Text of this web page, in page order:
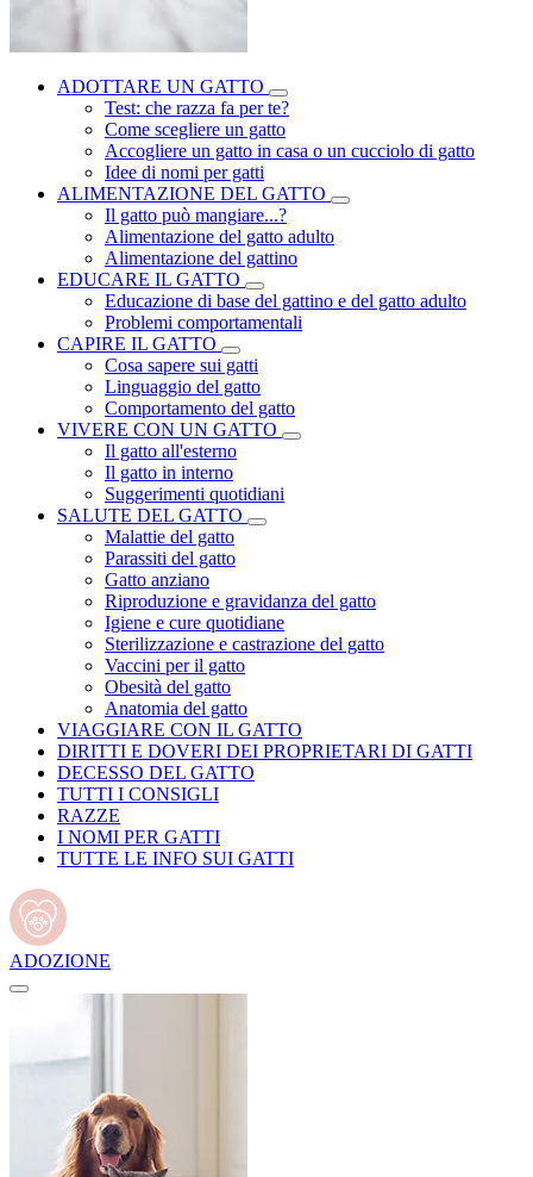
ADOTTARE UN GATTO
Test: che razza fa per te?
Come scegliere un gatto
Accogliere un gatto in casa o un cucciolo di gatto
Idee di nomi per gatti
ALIMENTAZIONE DEL GATTO
Il gatto può mangiare...?
Alimentazione del gatto adulto
Alimentazione del gattino
EDUCARE IL GATTO
Educazione di base del gattino e del gatto adulto
Problemi comportamentali
CAPIRE IL GATTO
Cosa sapere sui gatti
Linguaggio del gatto
Comportamento del gatto
VIVERE CON UN GATTO
Il gatto all'esterno
Il gatto in interno
Suggerimenti quotidiani
SALUTE DEL GATTO
Malattie del gatto
Parassiti del gatto
Gatto anziano
Riproduzione e gravidanza del gatto
Igiene e cure quotidiane
Sterilizzazione e castrazione del gatto
Vaccini per il gatto
Obesità del gatto
Anatomia del gatto
VIAGGIARE CON IL GATTO
DIRITTI E DOVERI DEI PROPRIETARI DI GATTI
DECESSO DEL GATTO
TUTTI I CONSIGLI
RAZZE
I NOMI PER GATTI
TUTTE LE INFO SUI GATTI
ADOZIONE